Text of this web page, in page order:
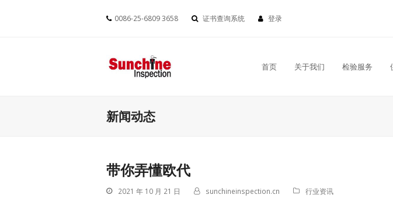
0086-25-6809 3658 证书查询系统 登录
首页 关于我们 检验服务
新闻动态
带你弄懂欧代
2021 年 10 月 21 日 sunchineinspection.cn 行业资讯